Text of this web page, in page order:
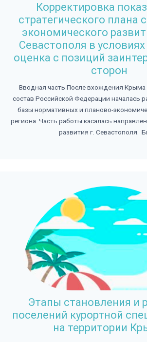
Корректировка
стратегического плана
экономического
Севастополя в
оценка с позиций
сторон
Вводная часть После вхождения Крыма
состав Российской Федерации началась
базы нормативных и планово-
региона. Часть работы касалась
развития г. Севастополя.
Этапы становления и
поселений курортной
на территории